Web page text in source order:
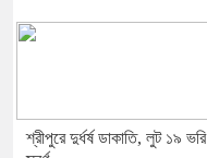
শ্রীপুরে দুর্ধর্ষ ডাকাতি, লুট ১৯ ভরি